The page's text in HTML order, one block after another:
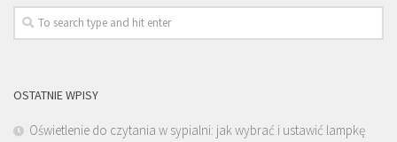
OSTATNIE WPISY
Oświetlenie do czytania w sypialni: jak wybrać i ustawić lampkę